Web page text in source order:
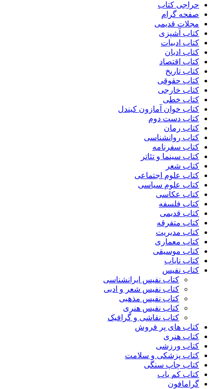
حراجی کتاب
صفحه گرام
مجلات قدیمی
کتاب آشپزی
کتاب ادبیات
کتاب ادیان
کتاب اقتصاد
کتاب تاریخ
کتاب حقوقی
کتاب خارجی
کتاب خطی
کتاب خوان آمازون کیندل
کتاب دست دوم
کتاب رمان
کتاب روانشناسی
کتاب سفرنامه
کتاب سینما و تئاتر
کتاب شعر
کتاب علوم اجتماعی
کتاب علوم سیاسی
کتاب عکاسی
کتاب فلسفه
کتاب قدیمی
کتاب متفرقه
کتاب مدیریت
کتاب معماری
کتاب موسیقی
کتاب نایاب
کتاب نفیس
کتاب نفیس ایرانشناسی
کتاب نفیس شعر و ادبی
کتاب نفیس مذهبی
کتاب نفیس هنری
کتاب نقاشی و گرافیک
کتاب های پر فروش
کتاب هنری
کتاب ورزشی
کتاب پزشکی و سلامت
کتاب چاپ سنگی
کتاب کم یاب
گرامافون